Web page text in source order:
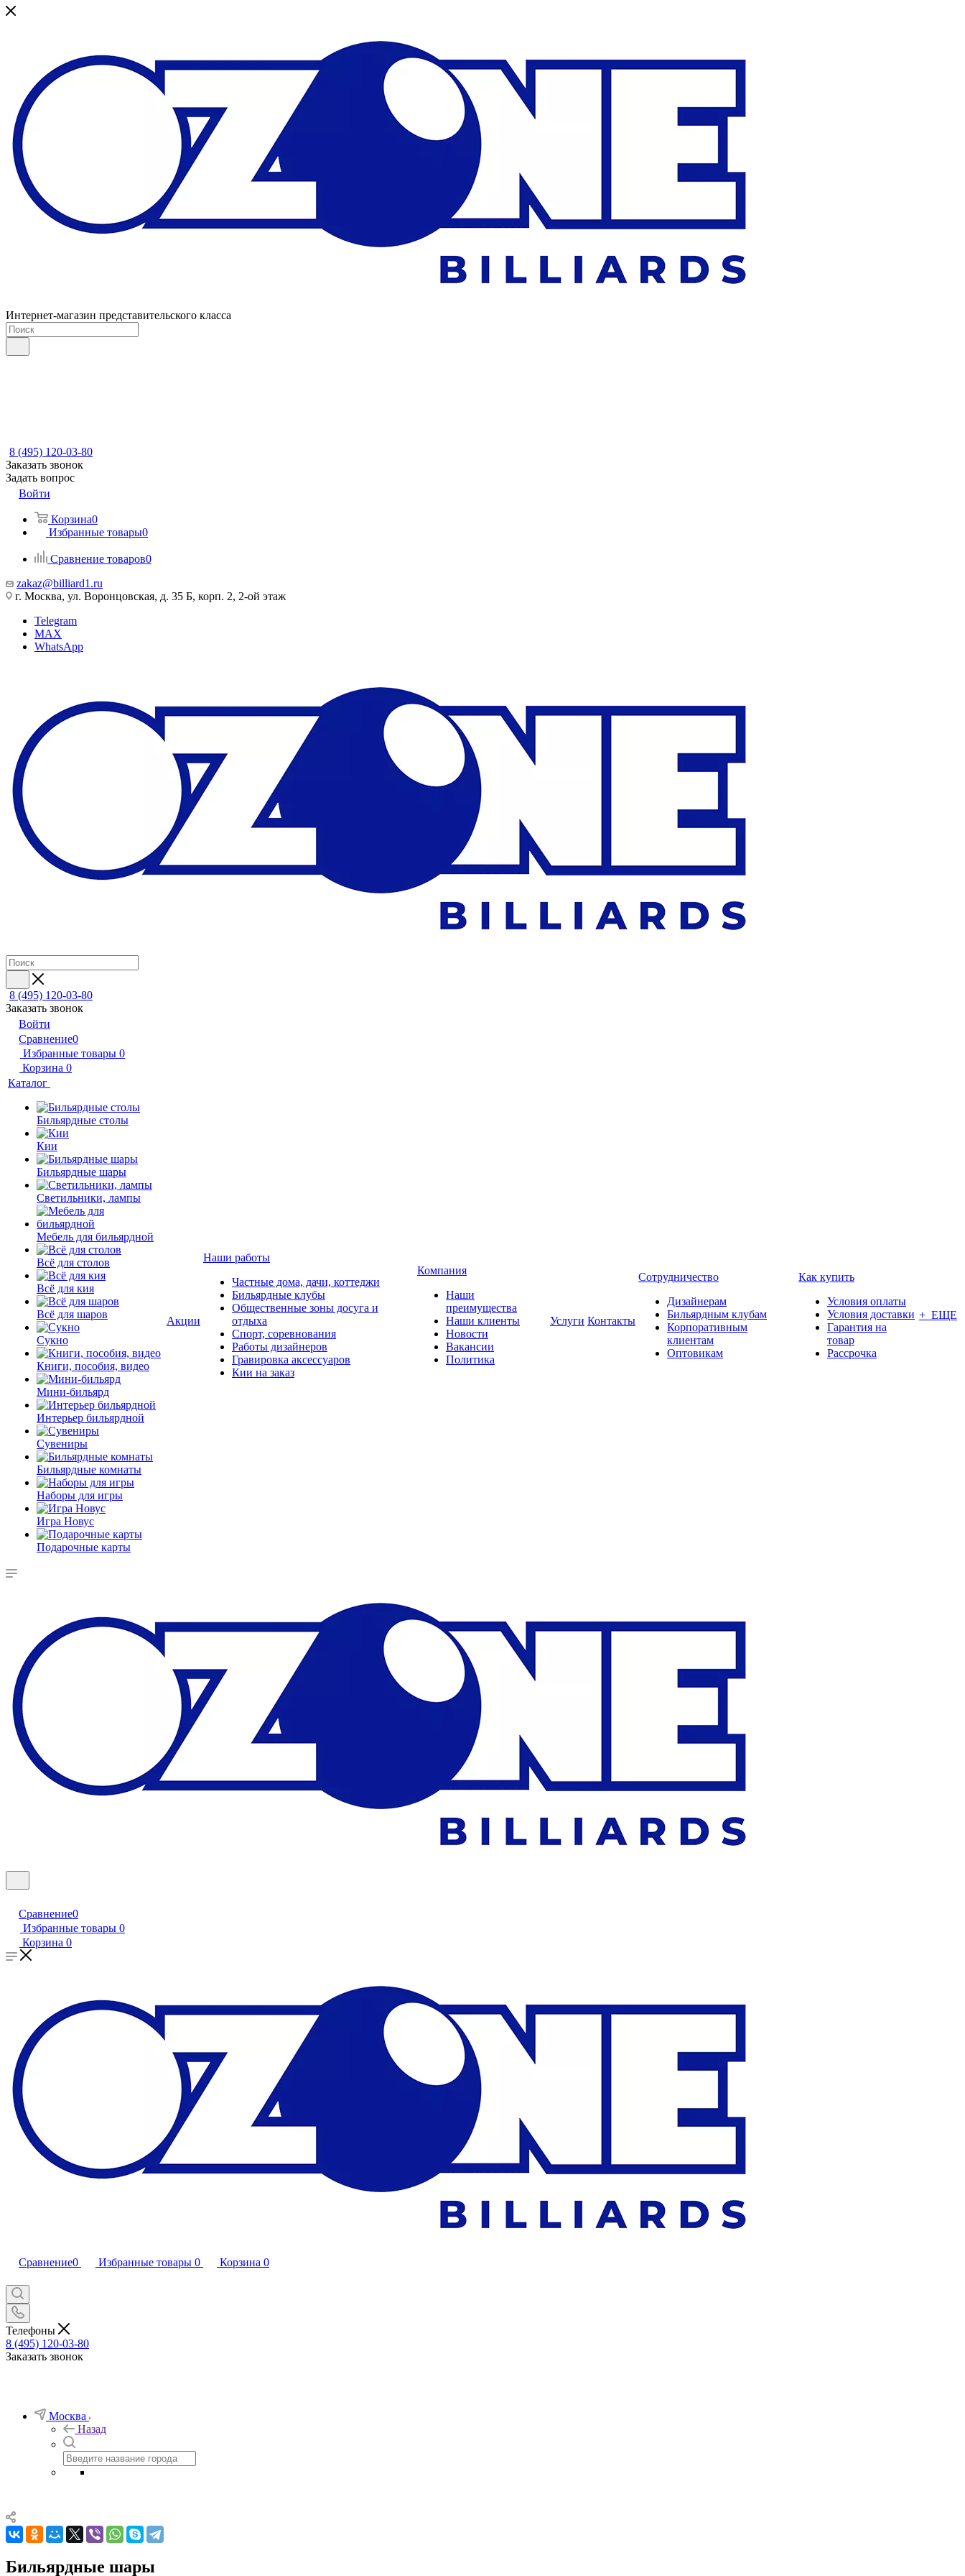
Интернет-магазин представительского класса
8 (495) 120-03-80
Заказать звонок
Задать вопрос
Войти
Корзина0
Избранные товары0
Сравнение товаров0
zakaz@billiard1.ru
г. Москва, ул. Воронцовская, д. 35 Б, корп. 2, 2-ой этаж
Telegram
MAX
WhatsApp
8 (495) 120-03-80
Заказать звонок
Войти
Сравнение0
Избранные товары 0
Корзина 0
Каталог
Бильярдные столы
Кии
Бильярдные шары
Светильники, лампы
Мебель для бильярдной
Всё для столов
Всё для кия
Всё для шаров
Сукно
Книги, пособия, видео
Мини-бильярд
Интерьер бильярдной
Сувениры
Бильярдные комнаты
Наборы для игры
Игра Новус
Подарочные карты
Акции
Наши работы
Частные дома, дачи, коттеджи
Бильярдные клубы
Общественные зоны досуга и
отдыха
Спорт, соревнования
Работы дизайнеров
Гравировка аксессуаров
Кии на заказ
Компания
Наши
преимущества
Наши клиенты
Новости
Вакансии
Политика
Услуги Контакты
Сотрудничество
Дизайнерам
Бильярдным клубам
Корпоративным
клиентам
Оптовикам
Как купить
Условия оплаты
Условия доставки
Гарантия на
товар
Рассрочка
+ ЕЩЕ
Сравнение0
Избранные товары 0
Корзина 0
Сравнение0 Избранные товары 0 Корзина 0
Телефоны
8 (495) 120-03-80
Заказать звонок
Москва
Назад
Бильярдные шары